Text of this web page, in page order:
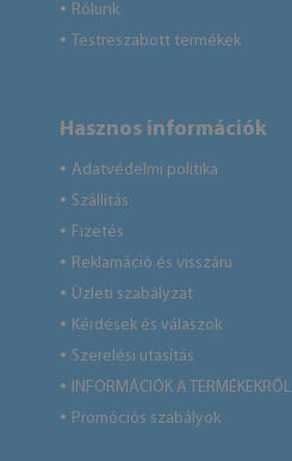
● Rólunk
● Testreszabott termékek
Hasznos információk
● Adatvédelmi politika
● Szállítás
● Fizetés
● Reklamáció és visszáru
● Üzleti szabályzat
● Kérdések és válaszok
● Szerelési utasítás
● INFORMÁCIÓK A TERMÉKEKRŐL
● Promóciós szabályok